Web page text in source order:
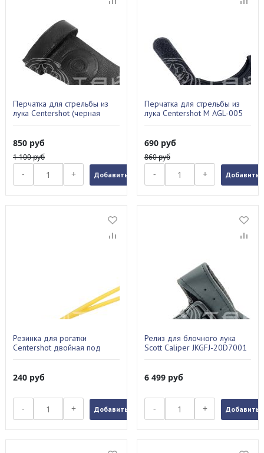
Перчатка для стрельбы из
лука Centershot (черная
850 руб
1 100руб
- + Добавить в заказ
Перчатка для стрельбы из
лука Centershot M AGL-005
690 руб
860руб
- + Добавить
Резинка для рогатки
Centershot двойная под
240 руб
- + Добавить в заказ
Релиз для блочного лука
Scott Caliper JKGFJ-20D7001
6 499 руб
- + Добавить